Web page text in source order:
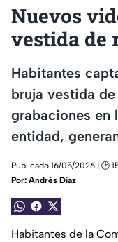
Nuevos
vestida de
Habitantes
bruja vestida
grabaciones en
entidad,
Publicado 16/05/2026 | 🕑
Por: Andrés Díaz
Habitantes de la